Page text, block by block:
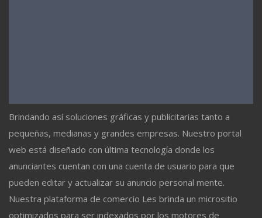
Brindando así soluciones gráficas y publicitarias tanto a
pequeñas, medianas y grandes empresas. Nuestro portal
web está diseñado con última tecnología donde los
anunciantes cuentan con una cuenta de usuario para que
pueden editar y actualizar su anuncio personal mente.
Nuestra plataforma de comercio Les brinda un micrositio
optimizados para ser indexados por los motores de